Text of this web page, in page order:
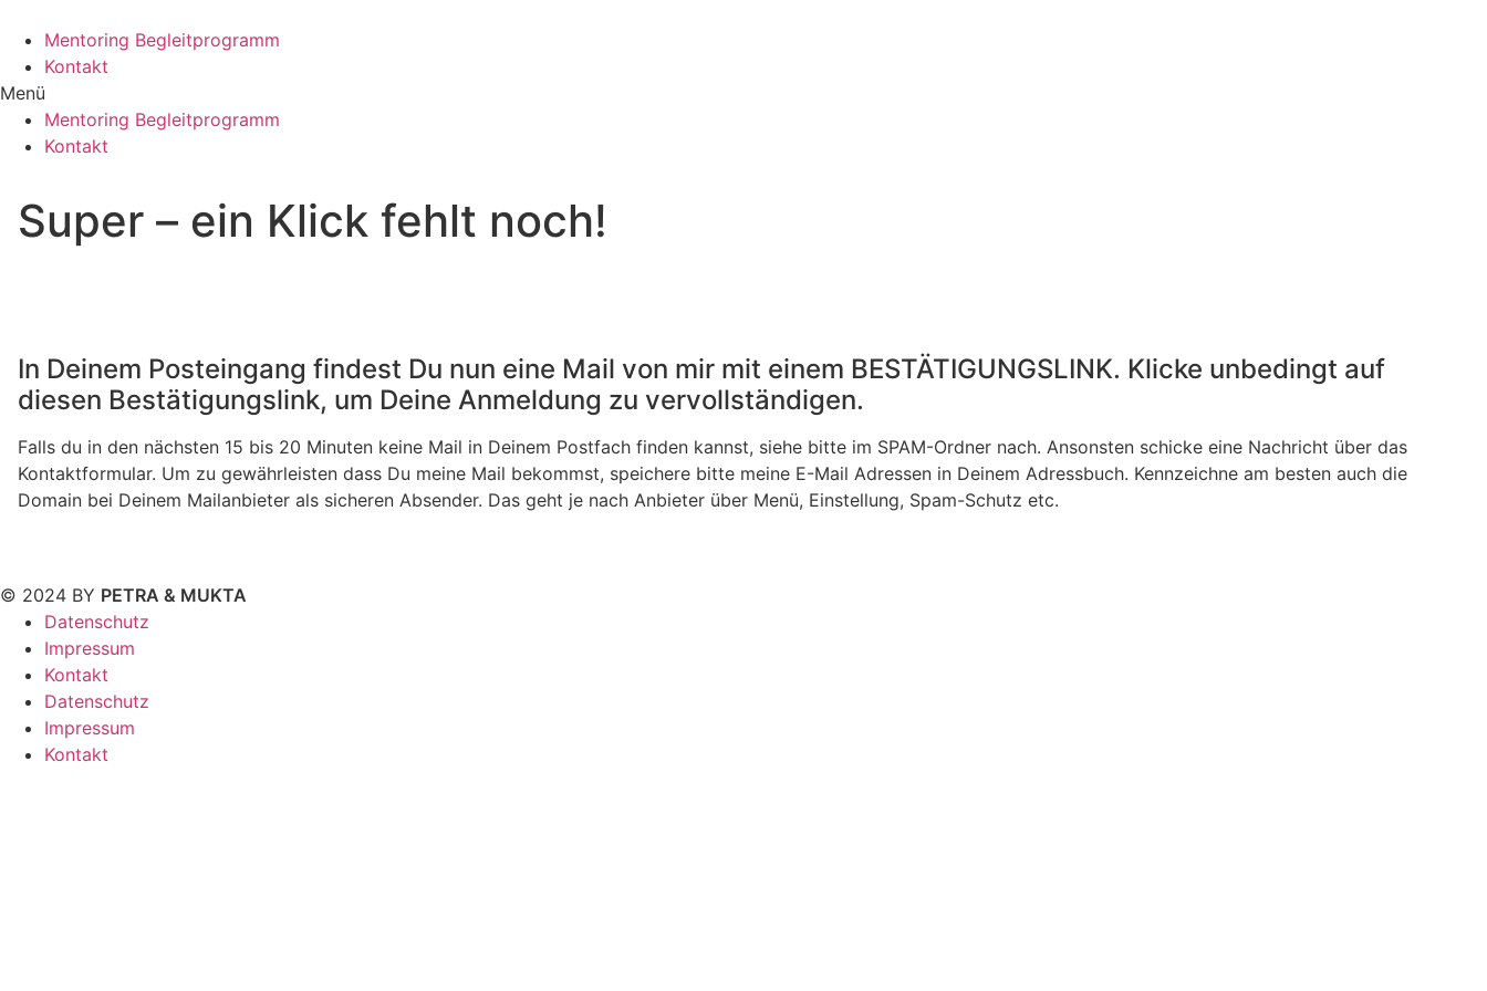
Inhalt
wechseln
Mentoring Begleitprogramm
Kontakt
Menü
Mentoring Begleitprogramm
Kontakt
Super – ein Klick fehlt noch!
In Deinem Posteingang findest Du nun eine Mail von mir mit einem BESTÄTIGUNGSLINK. Klicke unbedingt auf
diesen Bestätigungslink, um Deine Anmeldung zu vervollständigen.
Falls du in den nächsten 15 bis 20 Minuten keine Mail in Deinem Postfach finden kannst, siehe bitte im SPAM-Ordner nach. Ansonsten schicke eine Nachricht über das
Kontaktformular. Um zu gewährleisten dass Du meine Mail bekommst, speichere bitte meine E-Mail Adressen in Deinem Adressbuch. Kennzeichne am besten auch die
Domain bei Deinem Mailanbieter als sicheren Absender. Das geht je nach Anbieter über Menü, Einstellung, Spam-Schutz etc.
© 2024 BY PETRA & MUKTA
Datenschutz
Impressum
Kontakt
Datenschutz
Impressum
Kontakt